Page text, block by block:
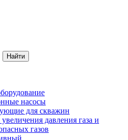
насосы
для скважин
давления газа и
газов